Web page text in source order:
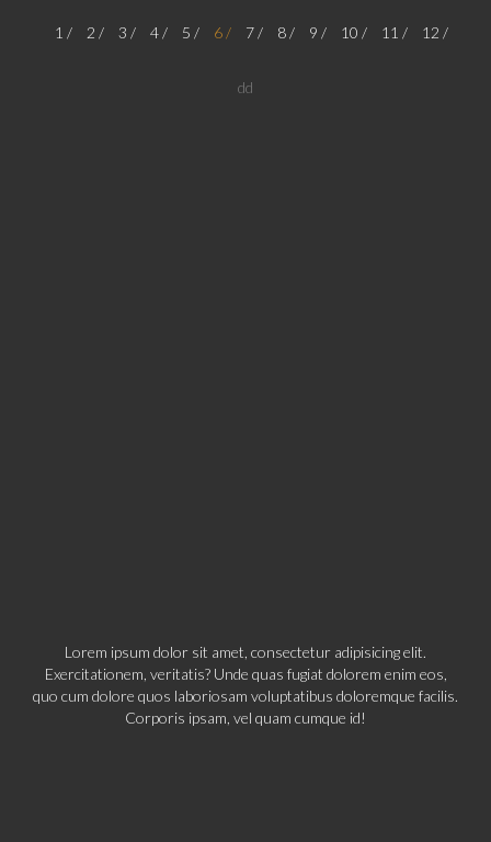
1 2 3 4 5 6 7 8 9 10 11 12
dd
Lorem ipsum dolor sit amet, consectetur adipisicing elit.
Exercitationem, veritatis? Unde quas fugiat dolorem enim eos,
quo cum dolore quos laboriosam voluptatibus doloremque facilis.
Corporis ipsam, vel quam cumque id!